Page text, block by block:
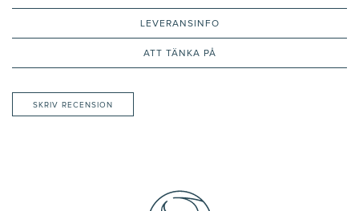
LEVERANSINFO
ATT TÄNKA PÅ
SKRIV RECENSION